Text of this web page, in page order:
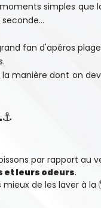
simples
fan d'apéros
manière dont on
par rapport au
et leurs odeurs.
de les laver à la